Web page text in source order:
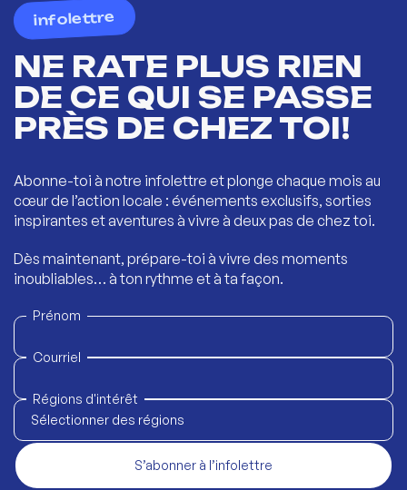
infolettre
NE RATE PLUS RIEN
DE CE QUI SE PASSE
PRÈS DE CHEZ TOI!
Abonne-toi à notre infolettre et plonge chaque mois au
cœur de l’action locale : événements exclusifs, sorties
inspirantes et aventures à vivre à deux pas de chez toi.
Dès maintenant, prépare-toi à vivre des moments
inoubliables… à ton rythme et à ta façon.
Prénom
Courriel
Régions d'intérêt
Sélectionner des régions
S’abonner à l’infolettre